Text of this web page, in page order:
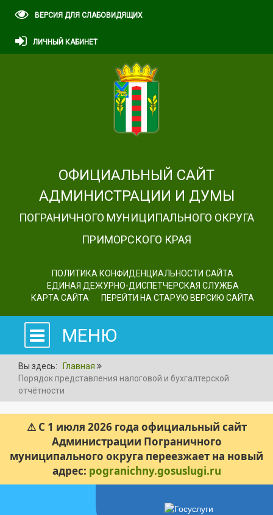
ВЕРСИЯ ДЛЯ СЛАБОВИДЯЩИХ
ЛИЧНЫЙ КАБИНЕТ
ОФИЦИАЛЬНЫЙ САЙТ
АДМИНИСТРАЦИИ И ДУМЫ
ПОГРАНИЧНОГО МУНИЦИПАЛЬНОГО ОКРУГА
ПРИМОРСКОГО КРАЯ
ПОЛИТИКА КОНФИДЕНЦИАЛЬНОСТИ САЙТА
ЕДИНАЯ ДЕЖУРНО-ДИСПЕТЧЕРСКАЯ СЛУЖБА
КАРТА САЙТА
ПЕРЕЙТИ НА СТАРУЮ ВЕРСИЮ САЙТА
МЕНЮ
Вы здесь:
Главная
Порядок представления налоговой и бухгалтерской
отчётности
⚠ С 1 июля 2026 года официальный сайт
Администрации Пограничного
муниципального округа переезжает на новый
адрес: pogranichny.gosuslugi.ru